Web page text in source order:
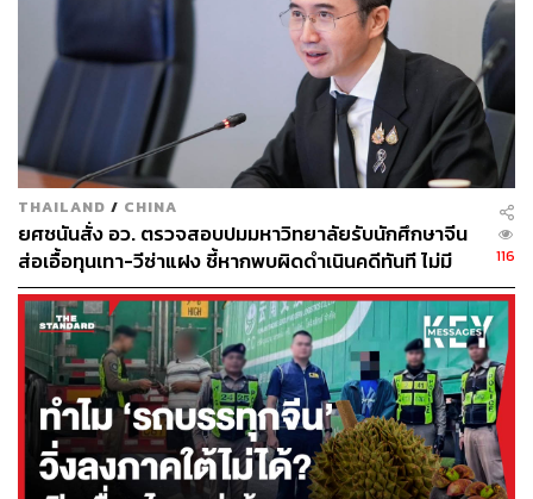
หลายบริษัทเปิดรับสมัครงานในบางตำแหน่ง ถึงขั้นกำหนดไว้
ว่าผู้สมัครผู้ชายต้องมี ความสูงไม่น้อยกว่า 185 ซม. ส่วนผู้
หญิงจะต้องมีความสูงไม่น้อยกว่า 170 ซม.
แน่นอนว่ามีส่วนทำให้คนจีนเชื่อว่าคนสูงดูดีจะมีโอกาสได้
งานดีๆ มากกว่าคนที่ไม่สูง บางครอบครัวถึงขั้นพาลูกชายวัย
5 ขวบ ไปหาหมอ เพื่อฉีดฮอร์โมนเร่งการเจริญ เติบโต ควบคู่
ไปกับให้ลูกกระโดดเชือก เล่นบาสเกตบอล และกิจกรรมทาง
กายเพื่อ กระตุ้นการเติบโตของร่างกาย ใช้ระยะเวลา 1 ปี เด็ก
ชายก็สามารถสูงแซงหน้า เด็กวัยเดียวกันได้
รวมแล้วพ่อแม่หมดค่าใช้จ่ายยาเพิ่มความสูงพุ่งสูงถึง
130,000 หยวน หรือราว 640,000 บาท ทำให้มีบางคนเริ่ม
กังวลว่า การที่พ่อแม่ชาวจีนให้ความสำคัญกับความสูงของ
ลูกๆ อาจทำให้ปัญหาความไม่เท่าเทียมในสังคมแย่ลง เพราะ
พ่อแม่ที่มีกำลังซื้อก็จะมีโอกาสหาฮอร์โมนเร่งการเติบโตให้
THAILAND / CHINA
ยศชนันสั่ง อว. ตรวจสอบปมมหาวิทยาลัยรับนักศึกษาจีน
ส่อเอื้อทุนเทา-วีซ่าแฝง ชี้หากพบผิดดำเนินคดีทันที ไม่มี
เลือกปฎิบัติ
116